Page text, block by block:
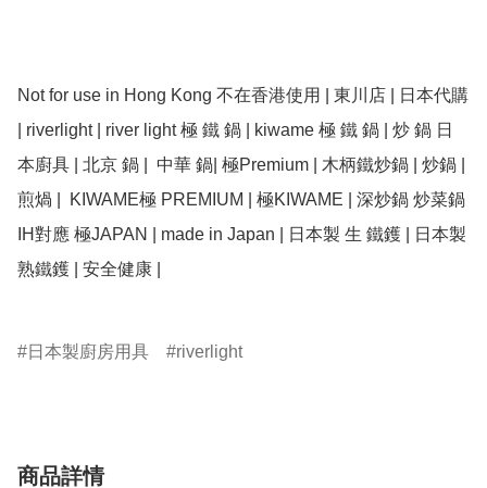
Not for use in Hong Kong 不在香港使用 | 東川店 | 日本代購
| riverlight | river light 極 鐵 鍋 | kiwame 極 鐵 鍋 | 炒 鍋 日
本廚具 | 北京 鍋 |  中華 鍋| 極Premium | 木柄鐵炒鍋 | 炒鍋 |
煎煱 |  KIWAME極 PREMIUM | 極KIWAME | 深炒鍋 炒菜鍋
IH對應 極JAPAN | made in Japan | 日本製 生 鐵鑊 | 日本製
熟鐵鑊 | 安全健康 |
日本製廚房用具 riverlight
商品詳情